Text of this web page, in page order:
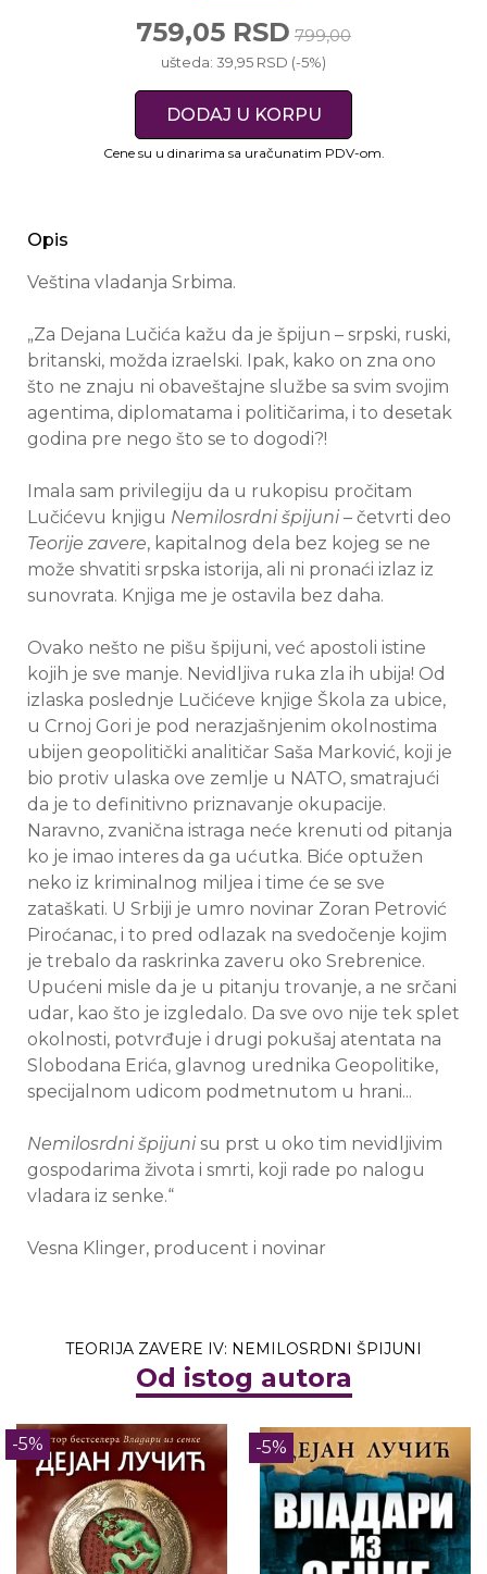
759,05 RSD 799,00
ušteda: 39,95 RSD (-5%)
DODAJ U KORPU
Cene su u dinarima sa uračunatim PDV-om.
Opis
Veština vladanja Srbima.
„Za Dejana Lučića kažu da je špijun – srpski, ruski,
britanski, možda izraelski. Ipak, kako on zna ono
što ne znaju ni obaveštajne službe sa svim svojim
agentima, diplomatama i političarima, i to desetak
godina pre nego što se to dogodi?!
Imala sam privilegiju da u rukopisu pročitam
Lučićevu knjigu Nemilosrdni špijuni – četvrti deo
Teorije zavere, kapitalnog dela bez kojeg se ne
može shvatiti srpska istorija, ali ni pronaći izlaz iz
sunovrata. Knjiga me je ostavila bez daha.
Ovako nešto ne pišu špijuni, već apostoli istine
kojih je sve manje. Nevidljiva ruka zla ih ubija! Od
izlaska poslednje Lučićeve knjige Škola za ubice,
u Crnoj Gori je pod nerazjašnjenim okolnostima
ubijen geopolitički analitičar Saša Marković, koji je
bio protiv ulaska ove zemlje u NATO, smatrajući
da je to definitivno priznavanje okupacije.
Naravno, zvanična istraga neće krenuti od pitanja
ko je imao interes da ga ućutka. Biće optužen
neko iz kriminalnog miljea i time će se sve
zataškati. U Srbiji je umro novinar Zoran Petrović
Piroćanac, i to pred odlazak na svedočenje kojim
je trebalo da raskrinka zaveru oko Srebrenice.
Upućeni misle da je u pitanju trovanje, a ne srčani
udar, kao što je izgledalo. Da sve ovo nije tek splet
okolnosti, potvrđuje i drugi pokušaj atentata na
Slobodana Erića, glavnog urednika Geopolitike,
specijalnom udicom podmetnutom u hrani...
Nemilosrdni špijuni su prst u oko tim nevidljivim
gospodarima života i smrti, koji rade po nalogu
vladara iz senke.“
Vesna Klinger, producent i novinar
TEORIJA ZAVERE IV: NEMILOSRDNI ŠPIJUNI
Od istog autora
-5% -5%